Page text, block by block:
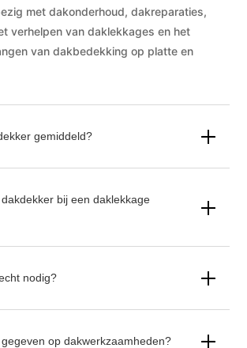
met dakonderhoud, dakreparaties,
verhelpen van daklekkages en het
van dakbedekking op platte en
gemiddeld?
bij een daklekkage
nodig?
op dakwerkzaamheden?